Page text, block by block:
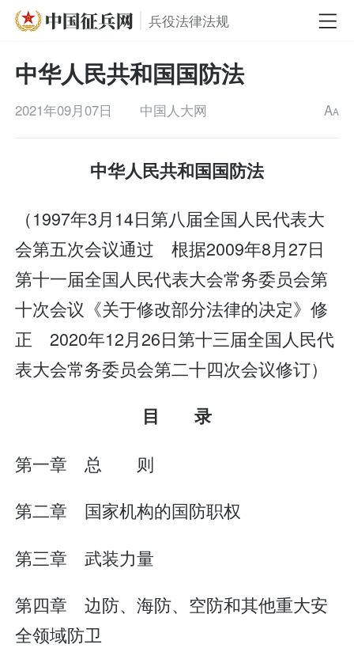
兵役法律法规
中华人民共和国国防法
2021年09月07日 中国人大网 AA
中华人民共和国国防法
（1997年3月14日第八届全国人民代表大
会第五次会议通过 根据2009年8月27日
第十一届全国人民代表大会常务委员会第
十次会议《关于修改部分法律的决定》修
正 2020年12月26日第十三届全国人民代
表大会常务委员会第二十四次会议修订）
目 录
第一章 总 则
第二章 国家机构的国防职权
第三章 武装力量
第四章 边防、海防、空防和其他重大安
全领域防卫